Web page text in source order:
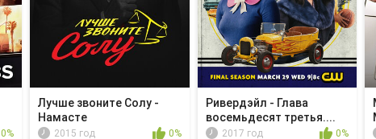
0%
Лучше звоните Солу -
Намасте
2015 год 0%
Ривердэйл - Глава
восемьдесят третья....
2017 год 0%